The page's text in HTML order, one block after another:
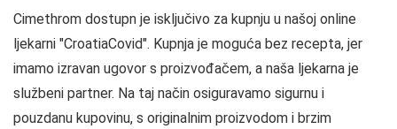
Cimethrom dostupn je isključivo za kupnju u našoj online
ljekarni "CroatiaCovid". Kupnja je moguća bez recepta, jer
imamo izravan ugovor s proizvođačem, a naša ljekarna je
službeni partner. Na taj način osiguravamo sigurnu i
pouzdanu kupovinu, s originalnim proizvodom i brzim